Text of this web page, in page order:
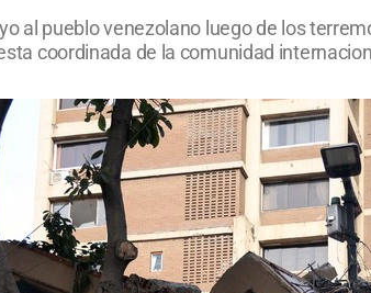
al pueblo venezolano luego de los
coordinada de la comunidad